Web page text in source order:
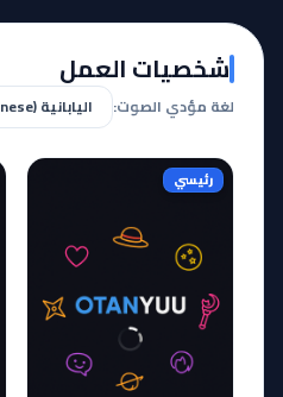
شخصيات العمل
لغة مؤدي الصوت:
رئيسي